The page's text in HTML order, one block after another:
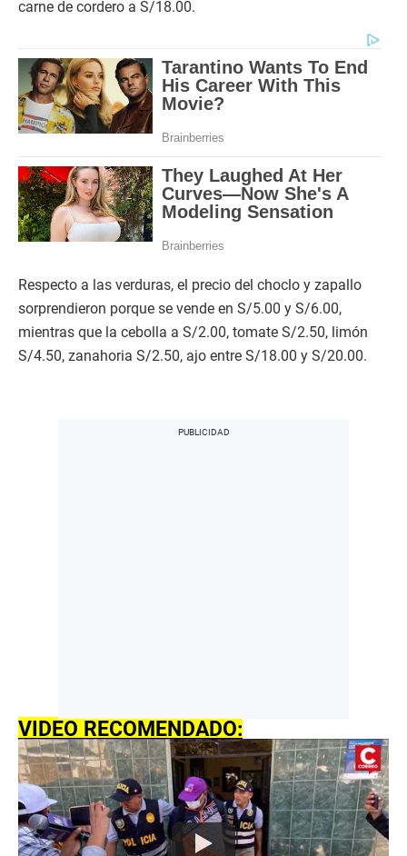
carne de cordero a S/18.00.
Respecto a las verduras, el precio del choclo y zapallo
sorprendieron porque se vende en S/5.00 y S/6.00,
mientras que la cebolla a S/2.00, tomate S/2.50, limón
S/4.50, zanahoria S/2.50, ajo entre S/18.00 y S/20.00.
VIDEO RECOMENDADO: